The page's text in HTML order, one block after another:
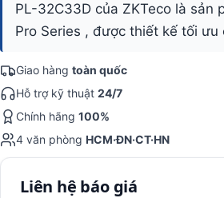
PL-32C33D của ZKTeco là sản
Pro Series , được thiết kế tối ưu
Giao hàng toàn quốc
Hỗ trợ kỹ thuật 24/7
Chính hãng 100%
4 văn phòng HCM·ĐN·CT·HN
Liên hệ báo giá